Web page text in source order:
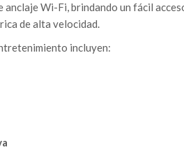
anclaje Wi-Fi, brindando un fácil
de alta velocidad.
incluyen: